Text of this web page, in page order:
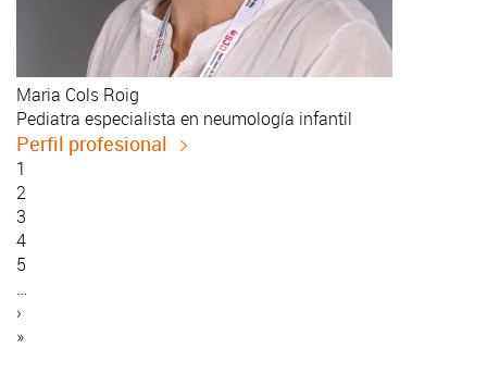
Maria Cols Roig
Pediatra especialista en neumología infantil
Perfil profesional
Paginación
Página
actual
1
Página
2
Página
3
Página
4
Página
5
…
Siguiente
página
›
Última
»